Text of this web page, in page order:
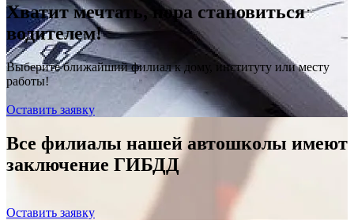
Хватит мечтать, пора становиться
водителем!
Выберите ближайший филиал к дому, институту или месту
работы!
Оставить заявку
Все филиалы нашей автошколы имеют
заключение ГИБДД
Оставить заявку